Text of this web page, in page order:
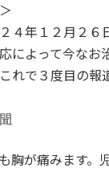
４年１２月２６
によって今なお
れで３度目の
胸が痛みます。